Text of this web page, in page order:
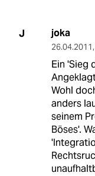
J joka
26.04.2011,
Ein 'Sieg
Wohl
anders
seinem
Böses'.